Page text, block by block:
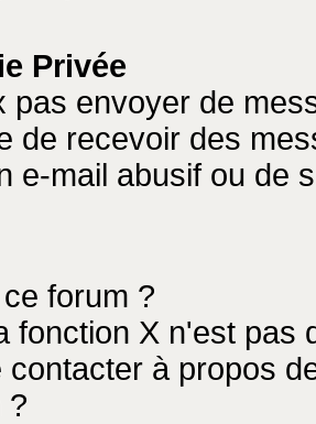
Privée
pas envoyer de
de recevoir des
e-mail abusif ou de
forum ?
fonction X n'est pas
contacter à propos
?